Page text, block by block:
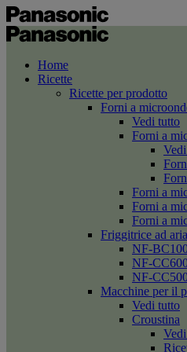
Home
Ricette
Ricette per prodotto
Forni a
Vedi tutto
Forni a
Forni a
Forni a
Forni a
Friggitrice ad aria
NF-
NF-
NF-
Macchine per il
Vedi tutto
Croustina